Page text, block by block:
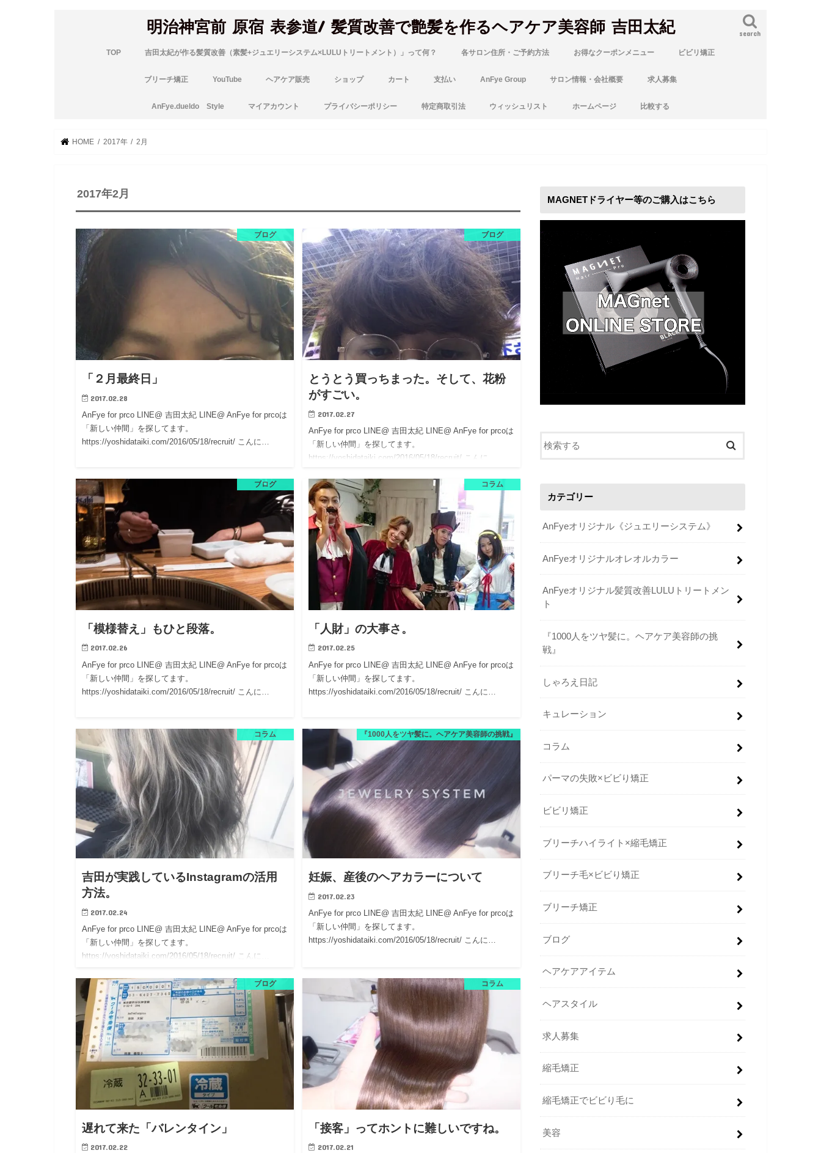
明治神宮前 原宿 表参道/ 髪質改善で艶髪を作るヘアケア美容師 吉田太紀 search
TOP 吉田太紀が作る髪質改善（素髪+ジュエリーシステム×LULUトリートメント）」って何？ 各サロン住所・ご予約方法 お得なクーポンメニュー ビビリ矯正
ブリーチ矯正 YouTube ヘアケア販売 ショップ カート 支払い AnFye Group サロン情報・会社概要 求人募集
AnFye.dueldo Style マイアカウント プライバシーポリシー 特定商取引法 ウィッシュリスト ホームページ 比較する
HOME 2017年 2月
2017年2月
ブログ
「２月最終日」
2017.02.28
AnFye for prco LINE@ 吉田太紀 LINE@ AnFye for prcoは
「新しい仲間」を探してます。
https://yoshidataiki.com/2016/05/18/recruit/ こんに…
ブログ
とうとう買っちまった。そして、花粉
がすごい。
2017.02.27
AnFye for prco LINE@ 吉田太紀 LINE@ AnFye for prcoは
「新しい仲間」を探してます。
https://yoshidataiki.com/2016/05/18/recruit/ こんに…
ブログ
「模様替え」もひと段落。
2017.02.26
AnFye for prco LINE@ 吉田太紀 LINE@ AnFye for prcoは
「新しい仲間」を探してます。
https://yoshidataiki.com/2016/05/18/recruit/ こんに…
コラム
「人財」の大事さ。
2017.02.25
AnFye for prco LINE@ 吉田太紀 LINE@ AnFye for prcoは
「新しい仲間」を探してます。
https://yoshidataiki.com/2016/05/18/recruit/ こんに…
コラム
吉田が実践しているInstagramの活用
方法。
2017.02.24
AnFye for prco LINE@ 吉田太紀 LINE@ AnFye for prcoは
「新しい仲間」を探してます。
https://yoshidataiki.com/2016/05/18/recruit/ こんに…
『1000人をツヤ髪に。ヘアケア美容師の挑戦』
妊娠、産後のヘアカラーについて
2017.02.23
AnFye for prco LINE@ 吉田太紀 LINE@ AnFye for prcoは
「新しい仲間」を探してます。
https://yoshidataiki.com/2016/05/18/recruit/ こんに…
ブログ
遅れて来た「バレンタイン」
2017.02.22
コラム
「接客」ってホントに難しいですね。
2017.02.21
MAGNETドライヤー等のご購入はこちら
カテゴリー
AnFyeオリジナル《ジュエリーシステム》
AnFyeオリジナルオレオルカラー
AnFyeオリジナル髪質改善LULUトリートメン
ト
『1000人をツヤ髪に。ヘアケア美容師の挑
戦』
しゃろえ日記
キュレーション
コラム
パーマの失敗×ビビり矯正
ビビリ矯正
ブリーチハイライト×縮毛矯正
ブリーチ毛×ビビり矯正
ブリーチ矯正
ブログ
ヘアケアアイテム
ヘアスタイル
求人募集
縮毛矯正
縮毛矯正でビビり毛に
美容